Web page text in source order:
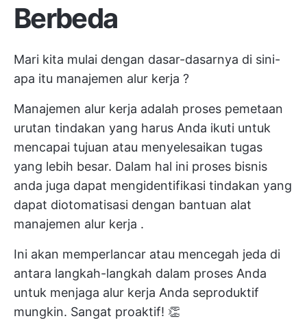
Berbeda
Mari kita mulai dengan dasar-dasarnya di sini-
apa itu manajemen alur kerja ?
Manajemen alur kerja adalah proses pemetaan
urutan tindakan yang harus Anda ikuti untuk
mencapai tujuan atau menyelesaikan tugas
yang lebih besar. Dalam hal ini proses bisnis
anda juga dapat mengidentifikasi tindakan yang
dapat diotomatisasi dengan bantuan alat
manajemen alur kerja .
Ini akan memperlancar atau mencegah jeda di
antara langkah-langkah dalam proses Anda
untuk menjaga alur kerja Anda seproduktif
mungkin. Sangat proaktif! 👏